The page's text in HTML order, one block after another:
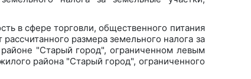
в сфере торговли, общественного питания
размера земельного налога за
"Старый город", ограниченном левым
района "Старый город", ограниченного